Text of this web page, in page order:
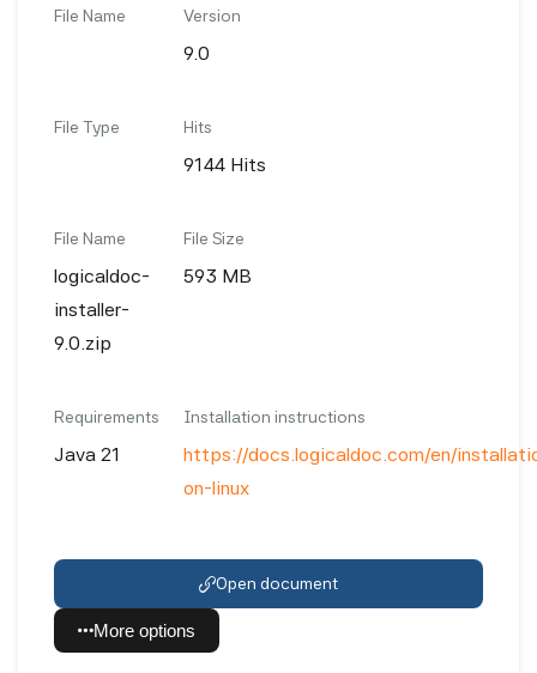
File Name Version
9.0
File Type Hits
9144 Hits
File Name
logicaldoc-
installer-
9.0.zip
File Size
593 MB
Requirements
Java 21
Installation instructions
https://docs.logicaldoc.com/en/
on-linux
Open document
More options